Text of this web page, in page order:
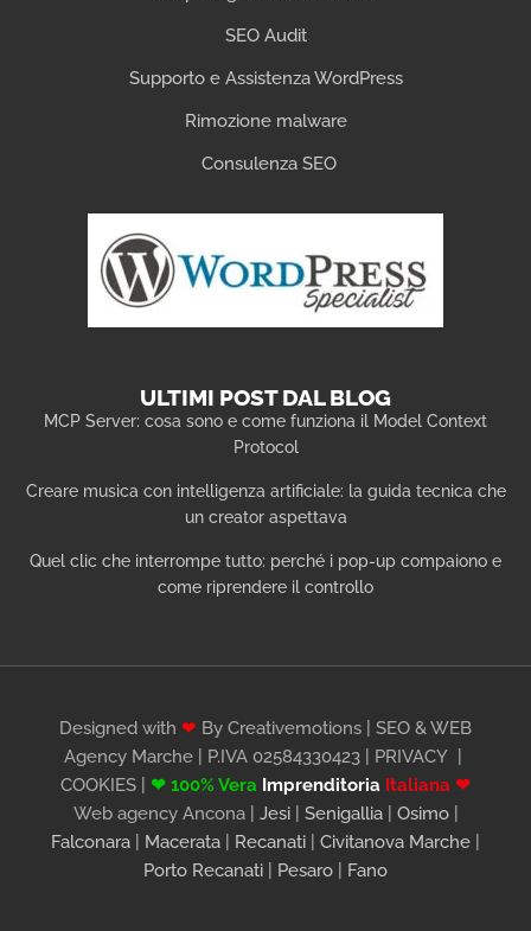
SEO Audit
Supporto e Assistenza WordPress
Rimozione malware
Consulenza SEO
ULTIMI POST DAL BLOG
MCP Server: cosa sono e come funziona il Model Context
Protocol
Creare musica con intelligenza artificiale: la guida tecnica che
un creator aspettava
Quel clic che interrompe tutto: perché i pop-up compaiono e
come riprendere il controllo
Designed with ❤ By Creativemotions | SEO & WEB
Agency Marche | P.IVA 02584330423 | PRIVACY
COOKIES
❤ 100% Vera Imprenditoria Italiana ❤
Web agency Ancona | Jesi| Senigallia| Osimo|
Falconara
Macerata Recanati Civitanova Marche
Porto Recanati
Pesaro Fano